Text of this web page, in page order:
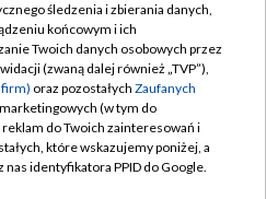
TVP
TVP
prywatności
zgody
Pomoc
śledzenia i zbierania danych,
końcowym i ich
Twoich danych osobowych przez
(zwaną dalej również „TVP”),
firm) oraz pozostałych Zaufanych
(w tym do
do Twoich zainteresowań i
które wskazujemy poniżej, a
identyfikatora PPID do Google.